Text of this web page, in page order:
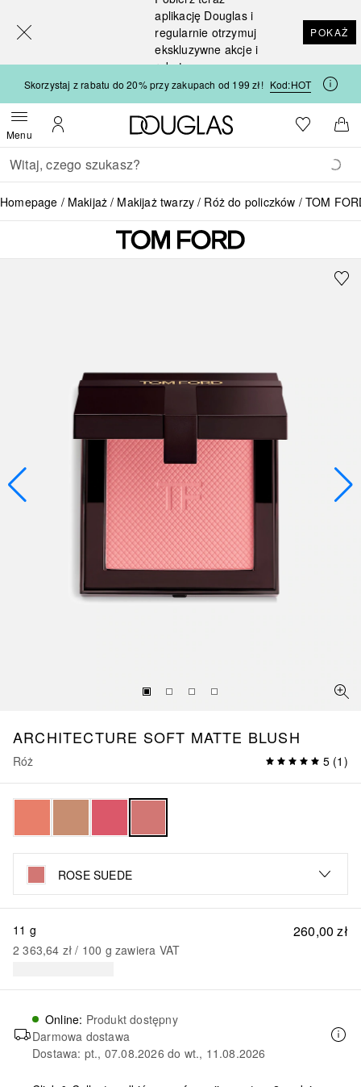
aplikację Douglas i
regularnie otrzymuj
ekskluzywne akcje i
rabaty
POKAŻ
Skorzystaj z rabatu do 20% przy zakupach od 199 zł! Kod:HOT
MenuOtwórz menuMoje konto
Strona główna Douglas
Do listyDo
Wracać
Wykonaj wyszukiwanie
Homepage Makijaż Makijaż twarzy Róż do policzków TOM
ARCHITECTURE SOFT MATTE BLUSH
Róż 5 (1 )
ROSE SUEDE
260,00 zł
11 g
2 363,64 zł / 100 g zawiera VAT
Online: Produkt dostępny
Darmowa dostawa
Dostawa: pt., 07.08.2026 do wt., 11.08.2026
[navigation.slideout.screenreader]